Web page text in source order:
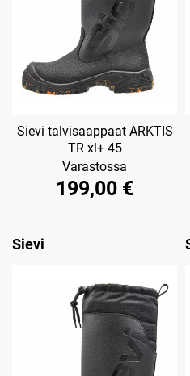
Sievi talvisaappaat ARKTIS
TR xl+ 45
Varastossa
199,00 €
Sievi